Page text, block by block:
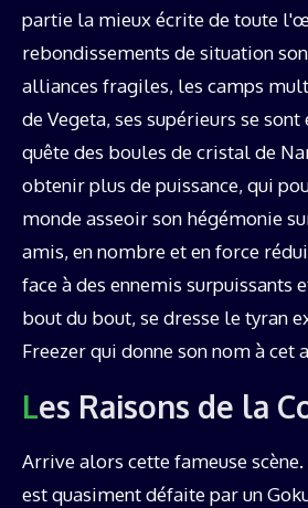
partie la mieux écrite de toute
rebondissements de situation
alliances fragiles, les camps
de Vegeta, ses supérieurs se sont
quête des boules de cristal de
obtenir plus de puissance, qui
monde asseoir son hégémonie
amis, en nombre et en force
face à des ennemis surpuissants
bout du bout, se dresse le tyran
Freezer qui donne son nom à cet
Les Raisons de la
Arrive alors cette fameuse scène.
est quasiment défaite par un